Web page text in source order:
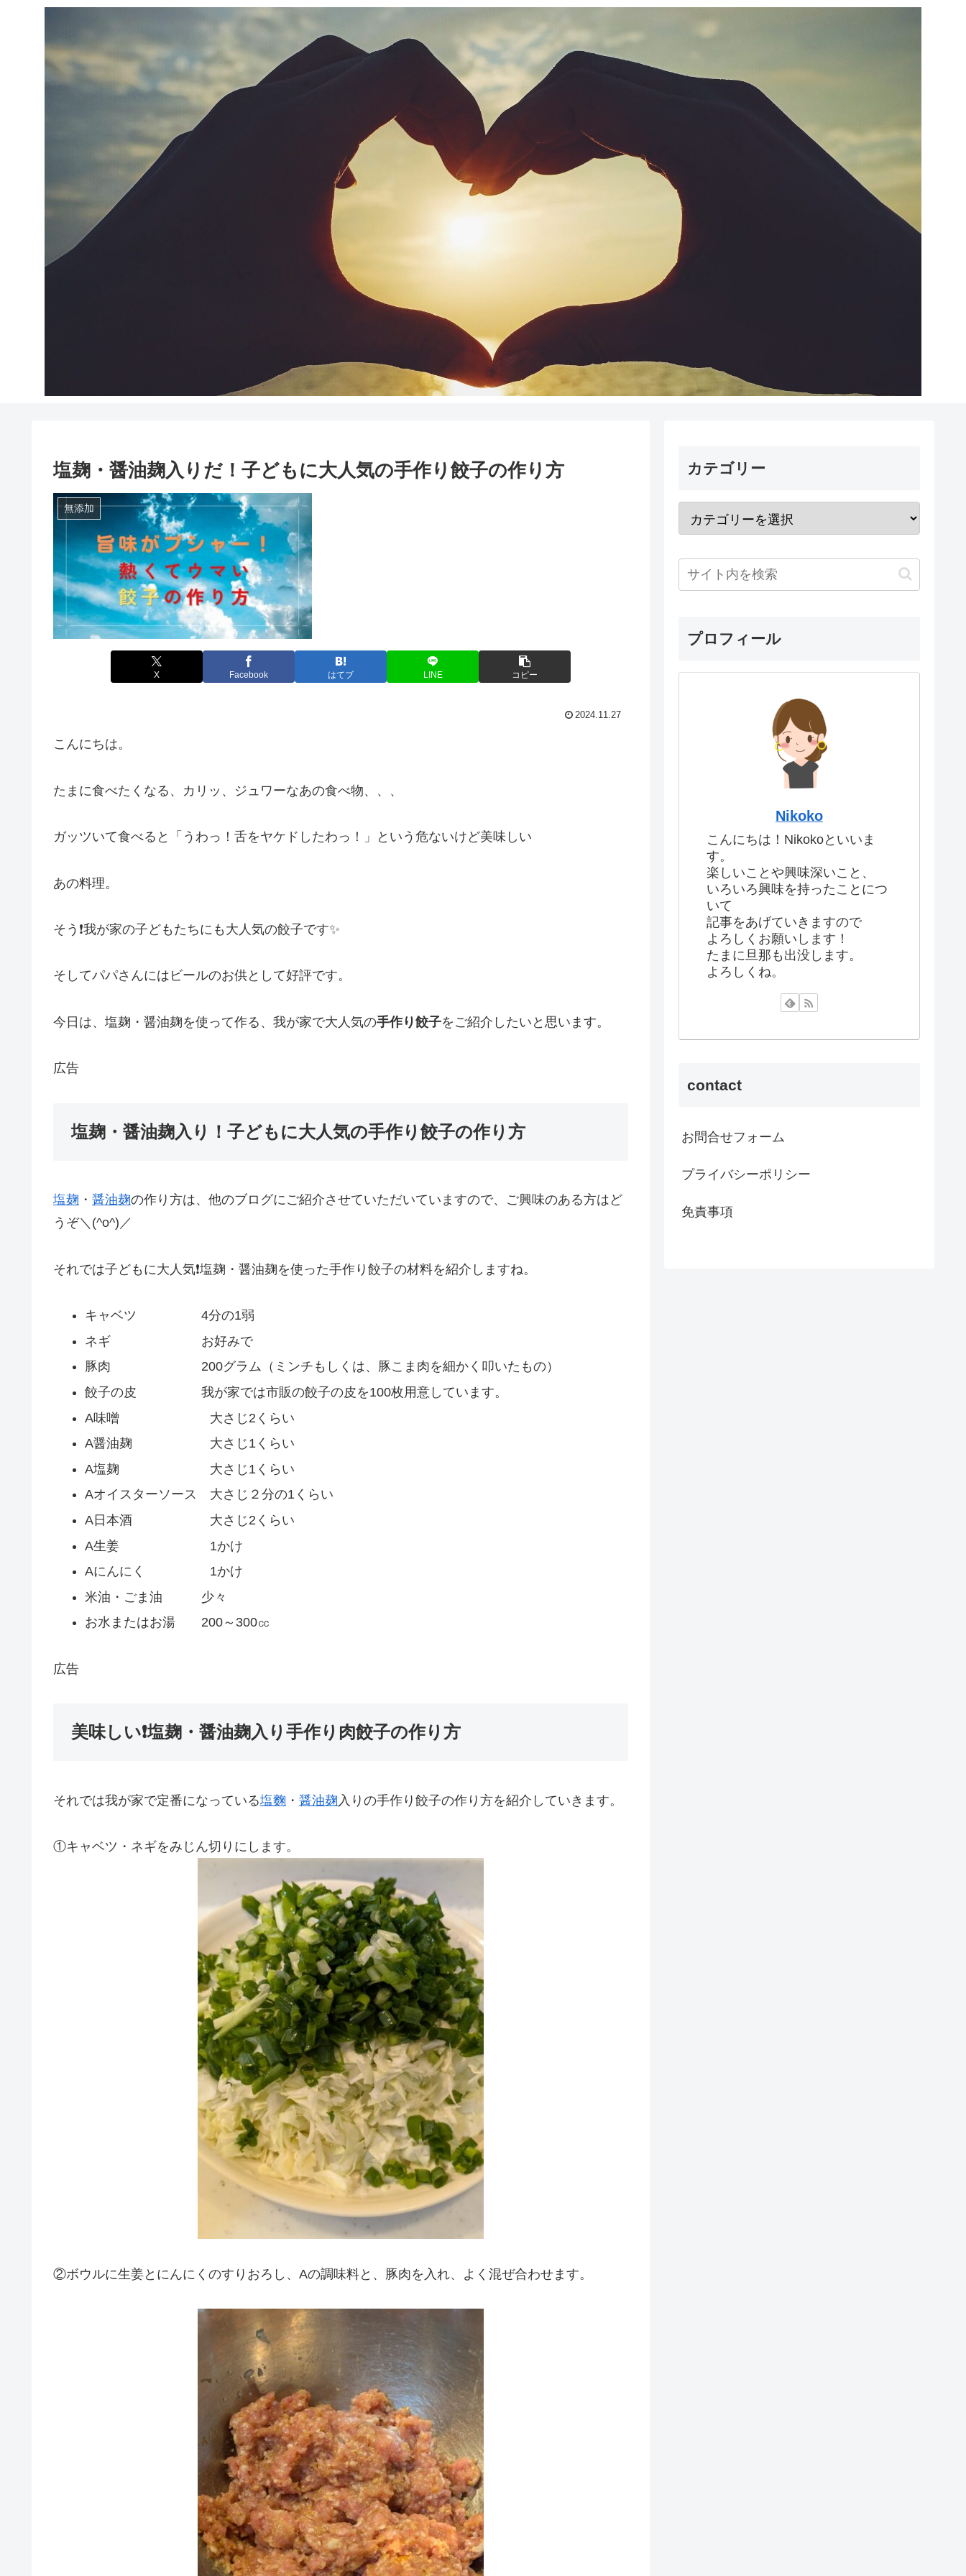
塩麹・醤油麹入りだ！子どもに大人気の手作り餃子の作り方
無添加
X Facebook はてブ LINE コピー
2024.11.27
こんにちは。
たまに食べたくなる、カリッ、ジュワーなあの食べ物、、、
ガッツいて食べると「うわっ！舌をヤケドしたわっ！」という危ないけど美味しい
あの料理。
そう❗我が家の子どもたちにも大人気の餃子です✨️
そしてパパさんにはビールのお供として好評です。
今日は、塩麹・醤油麹を使って作る、我が家で大人気の手作り餃子をご紹介したいと思います。
広告
塩麹・醤油麹入り！子どもに大人気の手作り餃子の作り方
塩麹 ・ 醤油麹の作り方は、他のブログにご紹介させていただいていますので、ご興味のある方はど
うぞ＼(^o^)／
それでは子どもに大人気❗塩麹・醤油麹を使った手作り餃子の材料を紹介しますね。
キャベツ 4分の1弱
ネギ お好みで
豚肉 200グラム（ミンチもしくは、豚こま肉を細かく叩いたもの）
餃子の皮 我が家では市販の餃子の皮を100枚用意しています。
A味噌 大さじ2くらい
A醤油麹 大さじ1くらい
A塩麹 大さじ1くらい
Aオイスターソース 大さじ２分の1くらい
A日本酒 大さじ2くらい
A生姜 1かけ
Aにんにく 1かけ
米油・ごま油 少々
お水またはお湯 200～300㏄
広告
美味しい❗塩麹・醤油麹入り手作り肉餃子の作り方
それでは我が家で定番になっている塩麴 ・ 醤油麹入りの手作り餃子の作り方を紹介していきます。
①キャベツ・ネギをみじん切りにします。
②ボウルに生姜とにんにくのすりおろし、Aの調味料と、豚肉を入れ、よく混ぜ合わせます。
カテゴリー
プロフィール
Nikoko
こんにちは！Nikokoといいま
す。
楽しいことや興味深いこと、
いろいろ興味を持ったことにつ
いて
記事をあげていきますので
よろしくお願いします！
たまに旦那も出没します。
よろしくね。
contact
お問合せフォーム
プライバシーポリシー
免責事項